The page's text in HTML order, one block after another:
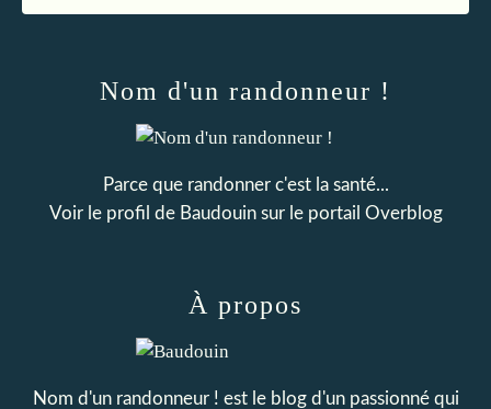
Nom d'un randonneur !
Parce que randonner c'est la santé...
Voir le profil de Baudouinsur le portail Overblog
À propos
Nom d'un randonneur ! est le blog d'un passionné qui